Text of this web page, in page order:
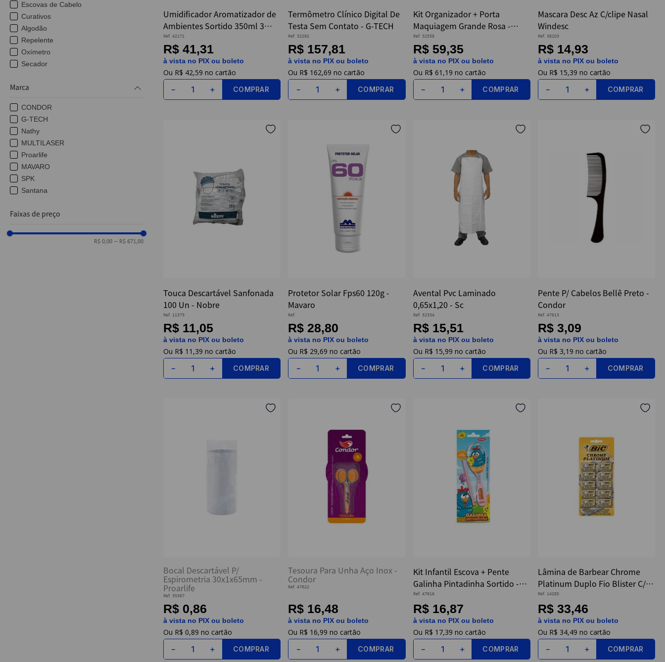
Escovas de Cabelo
Curativos
Algodão
Repelente
Oxímetro
Secador
Cortadores de Unha
Marca
CONDOR
G-TECH
Nathy
MULTILASER
Proarlife
MAVARO
SPK
Santana
NOBRE
Faixas de preço
R$ 0,00 – R$ 671,00
Umidificador Aromatizador de
Ambientes Sortido 350ml 3
Funções - Etilux
Ref. 42171
R$ 41,31
à vista no PIX ou boleto
R$ 42,59
＋
－ COMPRAR
Termômetro Clínico Digital De
Testa Sem Contato - G-TECH
Ref. 32292
R$ 157,81
à vista no PIX ou boleto
R$ 162,69
＋
－ COMPRAR
Kit Organizador + Porta
Maquiagem Grande Rosa -
Dello
Ref. 32558
R$ 59,35
à vista no PIX ou boleto
R$ 61 ,19
＋
－ COMPRAR
Mascara Desc Az C/clipe Nasal
Windesc
Ref. 38203
R$ 14,93
à vista no PIX ou boleto
R$ 15,39
＋
－ COMPRAR
Touca Descartável Sanfonada
100 Un - Nobre
Ref. 11373
R$ 11,05
à vista no PIX ou boleto
R$ 11 ,39
＋
－ COMPRAR
Protetor Solar Fps60 120g -
Mavaro
Ref.
R$ 28,80
à vista no PIX ou boleto
R$ 29,69
＋
－ COMPRAR
Avental Pvc Laminado
0,65x1,20 - Sc
Ref. 32334
R$ 15,51
à vista no PIX ou boleto
R$ 15,99
＋
－ COMPRAR
Pente P/ Cabelos Bellê Preto -
Condor
Ref. 47613
R$ 3,09
à vista no PIX ou boleto
R$ 3,19
＋
－ COMPRAR
Bocal Descartável P/
Espirometria 30x1x65mm -
Proarlife
Ref. 35367
R$ 0,86
à vista no PIX ou boleto
R$ 0,89
＋
－ COMPRAR
Tesoura Para Unha Aço Inox -
Condor
Ref. 47622
R$ 16,48
à vista no PIX ou boleto
R$ 16,99
＋
－ COMPRAR
Kit Infantil Escova + Pente
Galinha Pintadinha Sortido -
Condor
Ref. 47616
R$ 16,87
à vista no PIX ou boleto
R$ 17,39
＋
－ COMPRAR
Lâmina de Barbear Chrome
Platinum Duplo Fio Blister C/10
- Bic
Ref. 14285
R$ 33,46
à vista no PIX ou boleto
R$ 34,49
＋
－ COMPRAR